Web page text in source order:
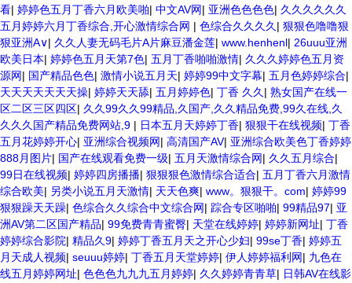
看| 婷婷色五月丁香六月欧美啪| 中文AV网| 亚洲色色色色| 久久久久久久
五月婷婷六月丁香综合,开心激情综合网 | 色综合久久久久 | 狠狠色噜噜狠
狠亚洲A∨| 久久人妻无码毛片A片麻豆潘金莲| www.henhenl| 26uuu亚洲
欧美日本| 婷婷色五月天第7色| 五月丁香啪啪激情| 久久久婷婷色五月资
源网| 国产精品色色| 激情小说五月天| 婷婷99中文字幕| 五月色婷婷综合|
天天天天天天天操| 婷婷天天舔| 五月婷婷色| 丁香 久久 | 熟女国产在线一
区二区三区四区| 久久99久久99精品,久国产,久久精品免费,99久在线,久
久久久国产精品免费网站,9 | 日本五月天婷婷丁香| 狠狠干在线视频| 丁香
五月花婷婷开心| 亚洲综合视频网| 高清国产AV| 亚洲综合欧美色丁香婷婷
888月图片| 国产在线观看免费一级| 五月天激情综合网| 久久五月综合|
99日在线视频| 婷婷四房播播| 狠狠狠色激情综合适合| 五月丁香六月激情
综合欧美| 另类小说五月天激情| 天天色爽| www。狠狠干。com| 婷婷99
狠狠躁天天躁| 色综合久久综合中文综合网| 踪合专区啪啪| 99精品97| 亚
洲AV第二区国产精品| 99免费青青蜜臀| 天堂在线婷婷| 婷婷新网址| 丁香
婷婷综合影院| 精品久9| 婷婷丁香五月天之开心少妇| 99se丁香| 婷婷五
月天成人视频| seuuu婷婷| 丁香五月天堂婷婷| 伊人婷婷福利网| 九色在
线五月婷婷网址| 色色色九九九五月婷婷| 久久婷婷青青草| 日韩AV在线影